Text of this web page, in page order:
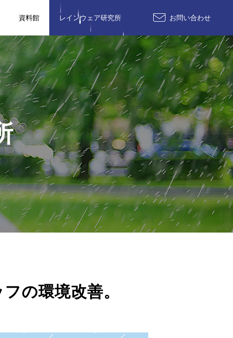
資料館 レインウェア研究所 お問い合わせ
の環境改善。